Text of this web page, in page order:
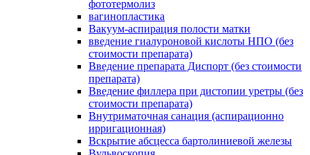
фототермолиз
вагинопластика
Вакуум-аспирация полости матки
введение гиалуроновой кислоты НПО (без
стоимости препарата)
Введение препарата Диспорт (без стоимости
препарата)
Введение филлера при дистопии уретры (без
стоимости препарата)
Внутриматочная санация (аспирационно
ирригационная)
Вскрытие абсцесса бартолиниевой железы